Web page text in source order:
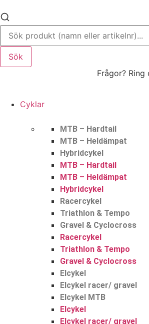
till
innehåll
Sök
Frågor? Ring
Cyklar
MTB – Hardtail
MTB – Heldämpat
Hybridcykel
MTB – Hardtail
MTB – Heldämpat
Hybridcykel
Racercykel
Triathlon & Tempo
Gravel & Cyclocross
Racercykel
Triathlon & Tempo
Gravel & Cyclocross
Elcykel
Elcykel racer/ gravel
Elcykel MTB
Elcykel
Elcykel racer/ gravel